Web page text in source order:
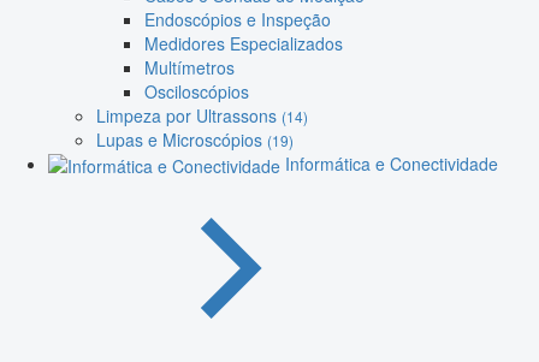
Endoscópios e Inspeção
Medidores Especializados
Multímetros
Osciloscópios
Limpeza por Ultrassons (14)
Lupas e Microscópios (19)
Informática e Conectividade